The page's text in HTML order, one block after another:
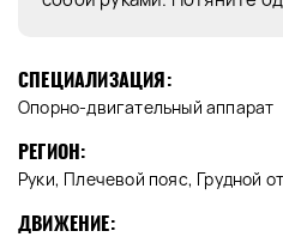
СПЕЦИАЛИЗАЦИЯ:
Опорно-двигательный аппарат
РЕГИОН:
Руки, Плечевой пояс, Грудной
ДВИЖЕНИЕ: